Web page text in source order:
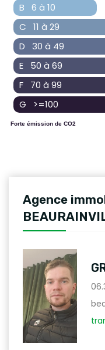
B 6 à 10
C 11 à 29
D 30 à 49
E 50 à 69
F 70 à 99
G >=100
Forte émission de CO2
Agence